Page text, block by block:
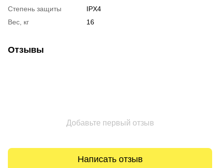
Степень защиты
IPX4
Вес, кг
16
Отзывы
Добавьте первый отзыв
Написать отзыв